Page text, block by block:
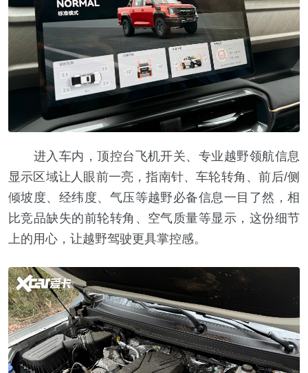
进入车内，顶控台飞机开关、专业越野领航信息
显示区域让人眼前一亮，指南针、车轮转角、前后/侧
倾坡度、经纬度、气压等越野必备信息一目了然，相
比竞品缺失的前轮转角、空气质量等显示，这份细节
上的用心，让越野驾驶更具掌控感。